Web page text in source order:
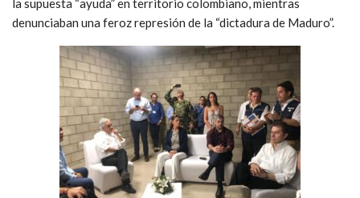
denunciaban una feroz represión de la “dictadura de Maduro”.